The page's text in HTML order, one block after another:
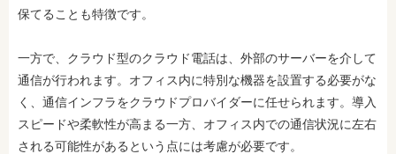
保てることも特徴です。
一方で、クラウド型のクラウド電話は、外部のサーバーを介して
通信が行われます。オフィス内に特別な機器を設置する必要がな
く、通信インフラをクラウドプロバイダーに任せられます。導入
スピードや柔軟性が高まる一方、オフィス内での通信状況に左右
される可能性があるという点には考慮が必要です。